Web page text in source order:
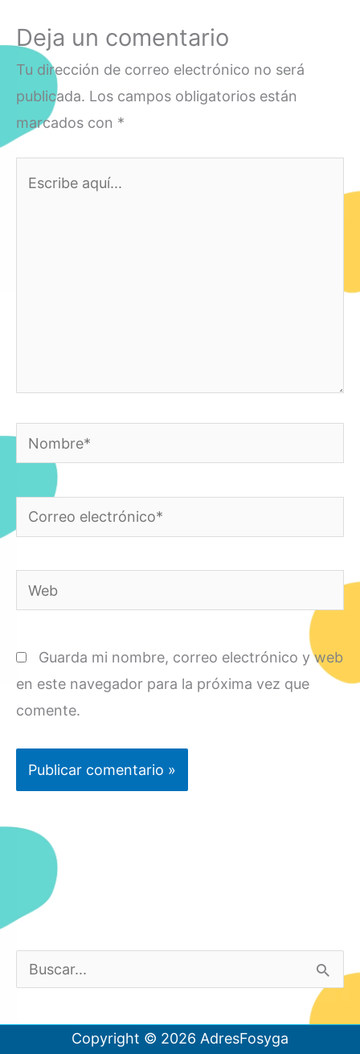
Deja un comentario
Tu dirección de correo electrónico no será
publicada. Los campos obligatorios están
marcados con *
Nombre*
Correo
electrónico*
Web
Guarda mi nombre, correo electrónico y web
en este navegador para la próxima vez que
comente.
u
s
Copyright © 2026 AdresFosyga